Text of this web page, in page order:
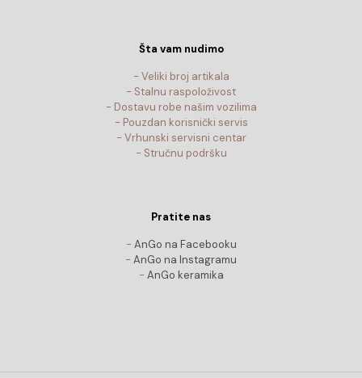
Šta vam nudimo
- Veliki broj artikala
- Stalnu raspoloživost
- Dostavu robe našim vozilima
- Pouzdan korisnički servis
- Vrhunski servisni centar
- Stručnu podršku
Pratite nas
- AnGo na Facebooku
- AnGo na Instagramu
- AnGo keramika